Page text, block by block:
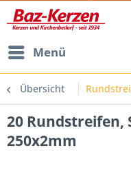
Menü
Übersicht
20 Rundstreifen,
250x2mm